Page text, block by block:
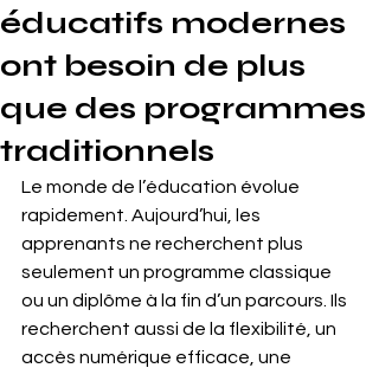
éducatifs modernes
ont besoin de plus
que des programmes
traditionnels
Le monde de l’éducation évolue
rapidement. Aujourd’hui, les
apprenants ne recherchent plus
seulement un programme classique
ou un diplôme à la fin d’un parcours. Ils
recherchent aussi de la flexibilité, un
accès numérique efficace, une